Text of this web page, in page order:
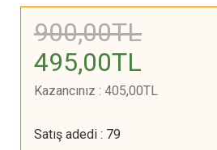
900,00TL
495,00TL
Kazancınız : 405,00TL
Satış adedi: 79